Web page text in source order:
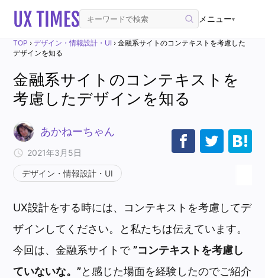
メニュー▾
TOP ›デザイン・情報設計・UI ›金融系サイトのコンテキストを考慮した
デザインを知る
金融系サイトのコンテキストを
考慮したデザインを知る
あかねーちゃん
2021年3月5日
デザイン・情報設計・UI
UX設計をする時には、コンテキストを考慮してデ
ザインしてください。と私たちは伝えています。
今回は、金融系サイトで”コンテキストを考慮し
ていないな。”と感じた場面を経験したのでご紹介